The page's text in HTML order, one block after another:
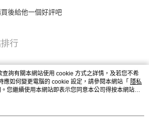
後給他一個好評吧
行
詢有關本網站使用 cookie 方式之詳情，及若您不希
應如何變更電腦的 cookie 設定，請參閱本網站「 隱私
您繼續使用本網站即表示您同意本公司得按本網站使
cookie。